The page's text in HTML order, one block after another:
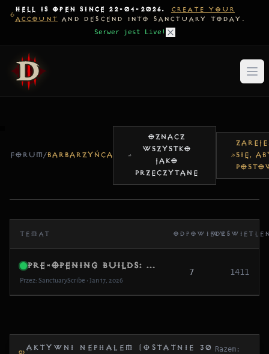
HELL IS OPEN SINCE 22-04-2026.
CREATE YOUR
ACCOUNT AND DESCEND INTO SANCTUARY TODAY.
Serwer jest Live!
FORUM/BARBARZYŃCA
OZNACZ
WSZYSTKO
JAKO
PRZECZYTANE
SIĘ,
TEMAT ODPOWIEDZI
Pre-Opening Builds: What are you testing first?
Przez: SanctuaryScribe • Jan 17, 2026
7 1411
AKTYWNI NEPHALEM (OSTATNIE 30
Razem: